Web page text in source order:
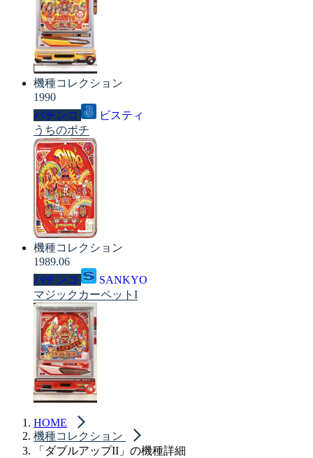
機種コレクション
1990
パチンコ
ビスティ
うちのポチ
機種コレクション
1989.06
パチンコ
SANKYO
マジックカーペットI
HOME
機種コレクション
「ダブルアップII」の機種詳細